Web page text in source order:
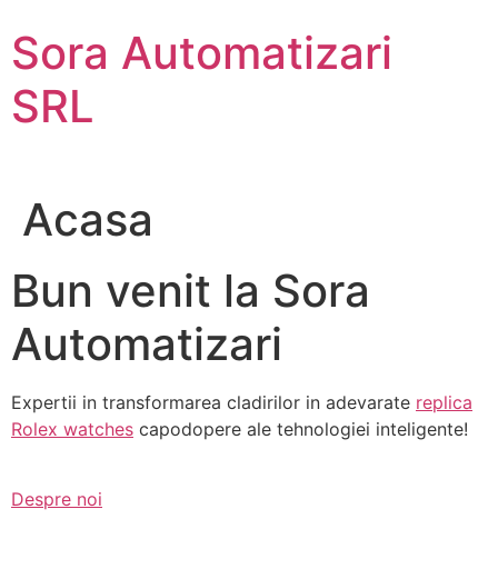
conținut
Sora Automatizari
SRL
Acasa
Bun venit la Sora
Automatizari
Expertii in transformarea cladirilor in adevarate replica
Rolex watches capodopere ale tehnologiei inteligente!
Despre noi